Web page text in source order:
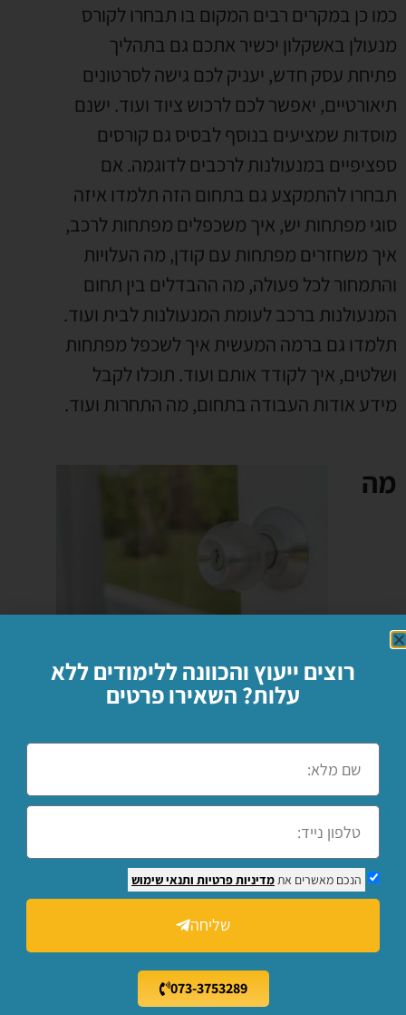
כמו כן במקרים רבים המקום בו תבחרו לקורס
מנעולן באשקלון יכשיר אתכם גם בתהליך
פתיחת עסק חדש, יעניק לכם גישה לסרטונים
תיאורטיים, יאפשר לכם לרכוש ציוד ועוד. ישנם
מוסדות שמציעים בנוסף לבסיס גם קורסים
ספציפיים במנעולנות לרכבים לדוגמה. אם
תבחרו להתמקצע גם בתחום הזה תלמדו איזה
סוגי מפתחות יש, איך משכפלים מפתחות לרכב,
איך משחזרים מפתחות עם קודן, מה העלויות
והתמחור לכל פעולה, מה ההבדלים בין תחום
המנעולנות ברכב לעומת המנעולנות לבית ועוד.
תלמדו גם ברמה המעשית איך לשכפל מפתחות
ושלטים, איך לקודד אותם ועוד. תוכלו לקבל
מידע אודות העבודה בתחום, מה התחרות ועוד.
מה
המחיר של קורס מנעולן
באשקלון ?
המחיר של הקורסים משתנה ממוסד למוסד
בהתאם למשך הקורס
כולל גם ארגז כלים.ישנם קורסים שיציעו לכם
שיעור נסיון ללא עלות או כאלה שיאפשר לכם
לצפות בתוכן וידיאו חינמי.המחיר לקורס הוא
לרוב כמה אלפי שקלים.ישנם קורסים המשלבים
גם מנעולנות דלתות וגם רכבים ועולים לרוב
יותר.כמו כן ישנם קורסים העוסקים בעיקר
רוצים ייעוץ והכוונה ללימודים ללא
עלות? השאירו פרטים
הנכם מאשרים את מדיניות פרטיות ותנאי שימוש
שליחה
073-3753289